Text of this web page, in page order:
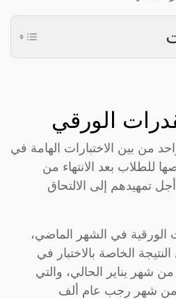
الورقي
من بين الاختبارات الهامة في
للطلاب بعد الانتهاء من
تمهيدهم إلى الالتحاق
الورقية في الشهر الماضي،
الخاصة بالاختبار في
شهر يناير الحالي، والتي
من شهر رجب عام ألف